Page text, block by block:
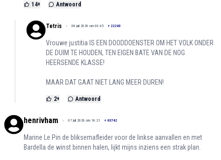
14+ Antwoord
Tetris 08 juli 2026 om 00:45 + 22240
Vrouwe justitia IS EEN DOODDOENSTER OM HET VOLK ONDER
DE DUIM TE HOUDEN, TEN EIGEN BATE VAN DE NOG
HEERSENDE KLASSE!
MAAR DAT GAAT NIET LANG MEER DUREN!
2+ Antwoord
henrivham 07 juli 2026 om 18:21 + 63742
Marine Le Pin de bliksemafleider voor de linkse aanvallen en met
Bardella de winst binnen halen, lijkt mijns inziens een strak plan.